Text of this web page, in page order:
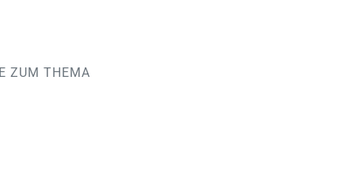
ZUM THEMA